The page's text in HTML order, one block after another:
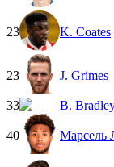
23 K. Coates
23 J. Grimes
33 B.
40 Марсель